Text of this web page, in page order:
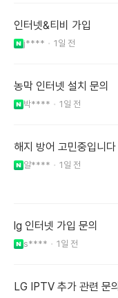
인터넷&티비 가입
j**** 1일 전
농막 인터넷 설치 문의
박**** 1일 전
해지 방어 고민중입니다
알**** 1일 전
lg 인터넷 가입 문의
s**** 1일 전
LG IPTV 추가 관련 문의